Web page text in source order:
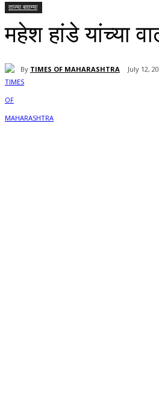
ताज्या बातम्या
महेश हांडे यांच्या
By TIMES OF MAHARASHTRA July 12,